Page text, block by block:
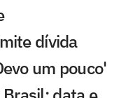
dívida
um pouco'